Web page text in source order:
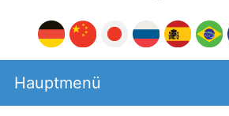
Hauptmenü